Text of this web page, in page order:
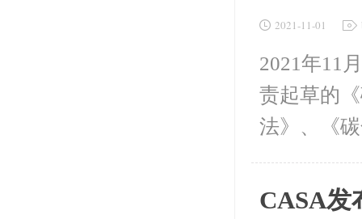
2021-11-01
2021年11
责起草的
法》、《
CASA发